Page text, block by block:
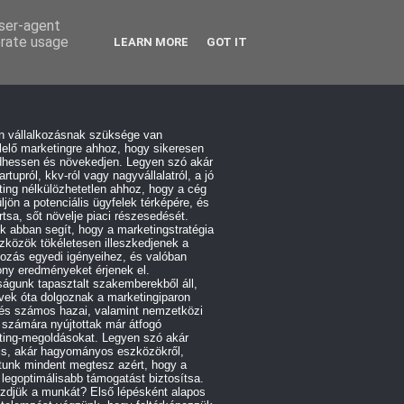
vállalkozásnak szüksége van
marketingre ahhoz, hogy sikeresen
és növekedjen. Legyen szó akár
kkv-ról vagy nagyvállalatról, a jó
nélkülözhetetlen ahhoz, hogy a cég
a potenciális ügyfelek térképére, és
sőt növelje piaci részesedését.
abban segít, hogy a marketingstratégia
tökéletesen illeszkedjenek a
egyedi igényeihez, és valóban
eredményeket érjenek el.
tapasztalt szakemberekből áll,
óta dolgoznak a marketingiparon
számos hazai, valamint nemzetközi
nyújtottak már átfogó
megoldásokat. Legyen szó akár
akár hagyományos eszközökről,
mindent megtesz azért, hogy a
legoptimálisabb támogatást biztosítsa.
a munkát? Első lépésként alapos
agent
usage
LEARN MORE GOT IT